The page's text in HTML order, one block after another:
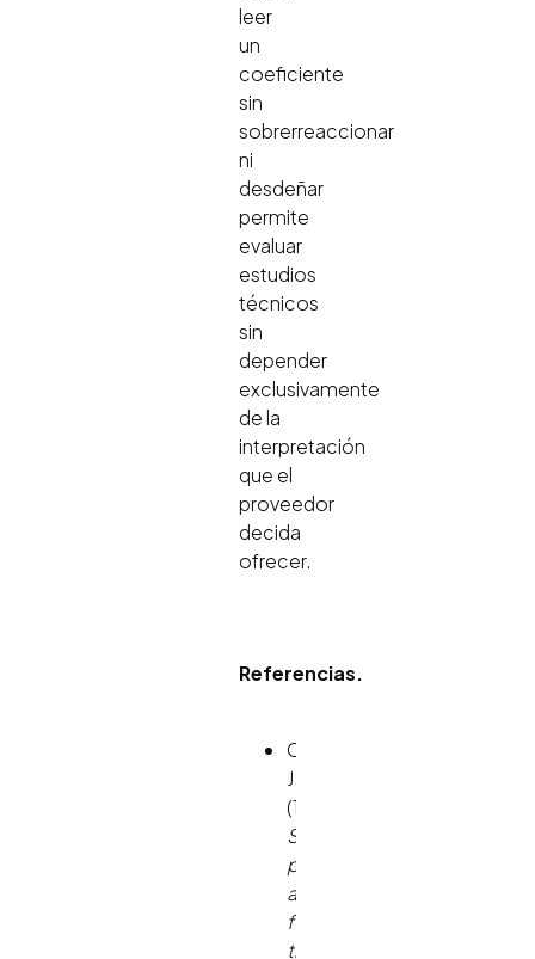
leer
un
coeficiente
sin
sobrerreaccionar
ni
desdeñar
permite
evaluar
estudios
técnicos
sin
depender
exclusivamente
de la
interpretación
que el
proveedor
decida
ofrecer.
Referencias.
Cohen,
J.
(1988).
Statistical
power
analysis
for
the